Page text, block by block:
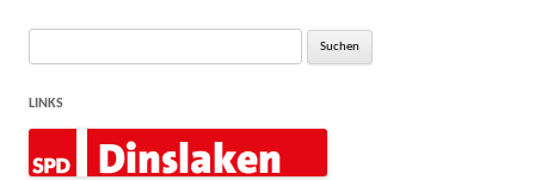
Suche
LINKS